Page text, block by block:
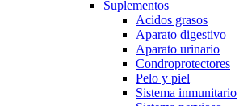
Suplementos
Acidos grasos
Aparato digestivo
Aparato urinario
Condroprotectores
Pelo y piel
Sistema inmunitario